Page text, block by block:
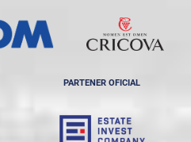
PARTENER OFICIAL